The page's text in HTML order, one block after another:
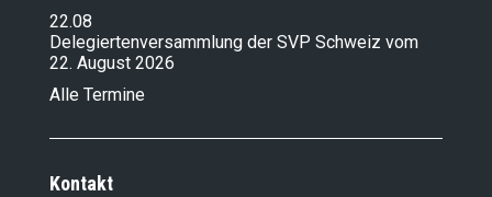
22.08
Delegiertenversammlung der SVP Schweiz vom
22. August 2026
Alle Termine
Kontakt